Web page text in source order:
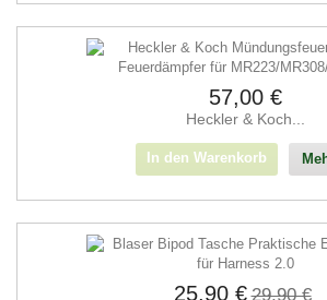
57,00 €
Heckler & Koch...
In den Warenkorb
25,90 € 29,90 €